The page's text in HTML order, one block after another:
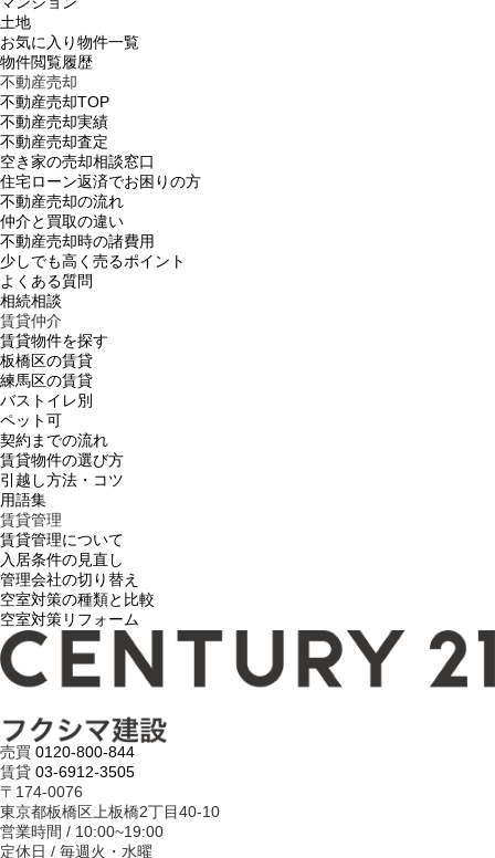
土地
お気に入り物件一覧
物件閲覧履歴
不動産売却
不動産売却TOP
不動産売却実績
不動産売却査定
空き家の売却相談窓口
住宅ローン返済でお困りの方
不動産売却の流れ
仲介と買取の違い
不動産売却時の諸費用
少しでも高く売るポイント
よくある質問
相続相談
賃貸仲介
賃貸物件を探す
板橋区の賃貸
練馬区の賃貸
バストイレ別
ペット可
契約までの流れ
賃貸物件の選び方
引越し方法・コツ
用語集
賃貸管理
賃貸管理について
入居条件の見直し
管理会社の切り替え
空室対策の種類と比較
空室対策リフォーム
売買 0120-800-844
賃貸 03-6912-3505
〒174-0076
東京都板橋区上板橋2丁目40-10
営業時間 / 10:00~19:00
定休日 / 毎週火・水曜